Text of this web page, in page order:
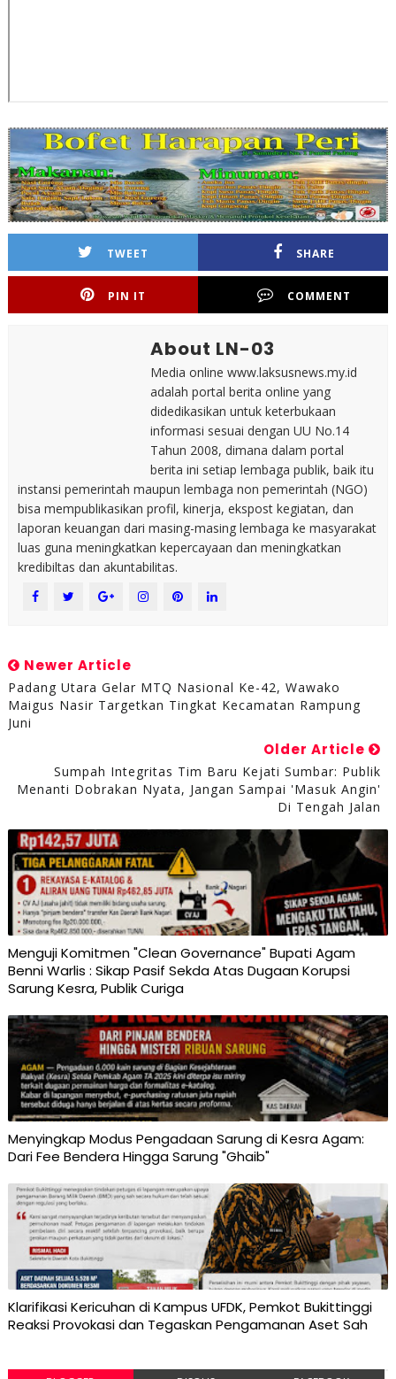
TWEET SHARE
PIN IT COMMENT
About LN-03
Media online www.laksusnews.my.id
adalah portal berita online yang
didedikasikan untuk keterbukaan
informasi sesuai dengan UU No.14
Tahun 2008, dimana dalam portal
berita ini setiap lembaga publik, baik itu
instansi pemerintah maupun lembaga non pemerintah (NGO)
bisa mempublikasikan profil, kinerja, ekspost kegiatan, dan
laporan keuangan dari masing-masing lembaga ke masyarakat
luas guna meningkatkan kepercayaan dan meningkatkan
kredibiltas dan akuntabilitas.
Newer Article
Padang Utara Gelar MTQ Nasional Ke-42, Wawako
Maigus Nasir Targetkan Tingkat Kecamatan Rampung
Juni
Older Article
Sumpah Integritas Tim Baru Kejati Sumbar: Publik
Menanti Dobrakan Nyata, Jangan Sampai 'Masuk Angin'
Di Tengah Jalan
Menguji Komitmen "Clean Governance" Bupati Agam
Benni Warlis : Sikap Pasif Sekda Atas Dugaan Korupsi
Sarung Kesra, Publik Curiga
Menyingkap Modus Pengadaan Sarung di Kesra Agam:
Dari Fee Bendera Hingga Sarung "Ghaib"
Klarifikasi Kericuhan di Kampus UFDK, Pemkot Bukittinggi
Reaksi Provokasi dan Tegaskan Pengamanan Aset Sah